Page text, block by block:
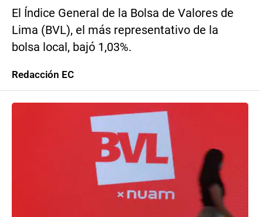
El Índice General de la Bolsa de Valores de
Lima (BVL), el más representativo de la
bolsa local, bajó 1,03%.
Redacción EC